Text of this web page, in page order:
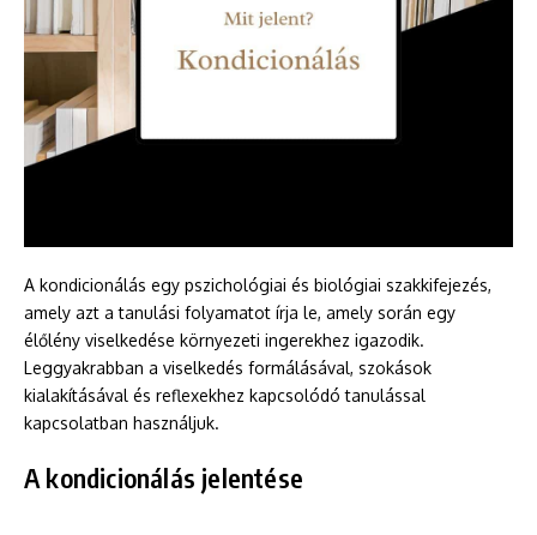
A kondicionálás egy pszichológiai és biológiai szakkifejezés,
amely azt a tanulási folyamatot írja le, amely során egy
élőlény viselkedése környezeti ingerekhez igazodik.
Leggyakrabban a viselkedés formálásával, szokások
kialakításával és reflexekhez kapcsolódó tanulással
kapcsolatban használjuk.
A kondicionálás jelentése